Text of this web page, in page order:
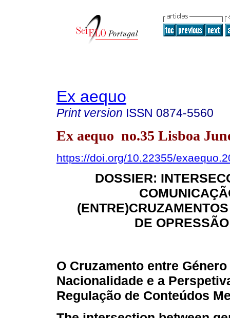
Ex aequo
Print version ISSN 0874-5560
Ex aequo no.35 Lisboa
https://doi.org/10.22355/
DOSSIER:
DE
O Cruzamento entre Género
Nacionalidade e a
Regulação de Conteúdos